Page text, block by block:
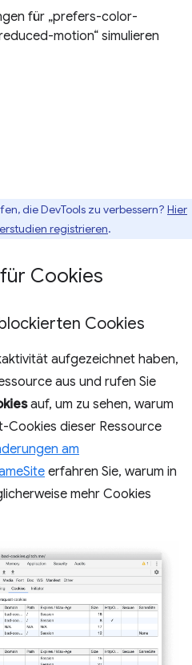
für „prefers-color-
motion“ simulieren
die DevTools zu verbessern? Hier
registrieren.
Cookies
Cookies
aufgezeichnet haben,
aus und rufen Sie
auf, um zu sehen, warum
dieser Ressource
am
erfahren Sie, warum in
mehr Cookies